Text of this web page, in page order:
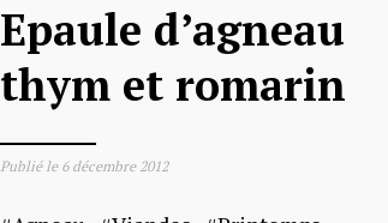
Epaule d’agneau
thym et romarin
Publié le 6 décembre 2012